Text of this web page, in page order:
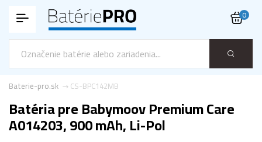
0
CS-BPC142MB
Baterie-pro.sk
Batéria pre Babymoov Premium Care
A014203, 900 mAh, Li-Pol